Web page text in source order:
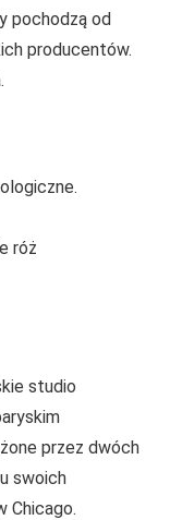
pochodzą od
producentów.
róż
studio
przez dwóch
swoich
Chicago.